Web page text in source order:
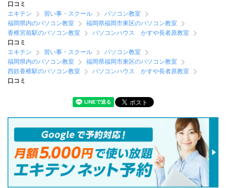
口コミ
エキテン
習い事・スクール
パソコン教室
福岡県内のパソコン教室
福岡県福岡市東区のパソコン教室
香椎宮前駅のパソコン教室
パソコンハウス かすや長者原教室
口コミ
エキテン
習い事・スクール
パソコン教室
福岡県内のパソコン教室
福岡県福岡市東区のパソコン教室
西鉄香椎駅のパソコン教室
パソコンハウス かすや長者原教室
口コミ